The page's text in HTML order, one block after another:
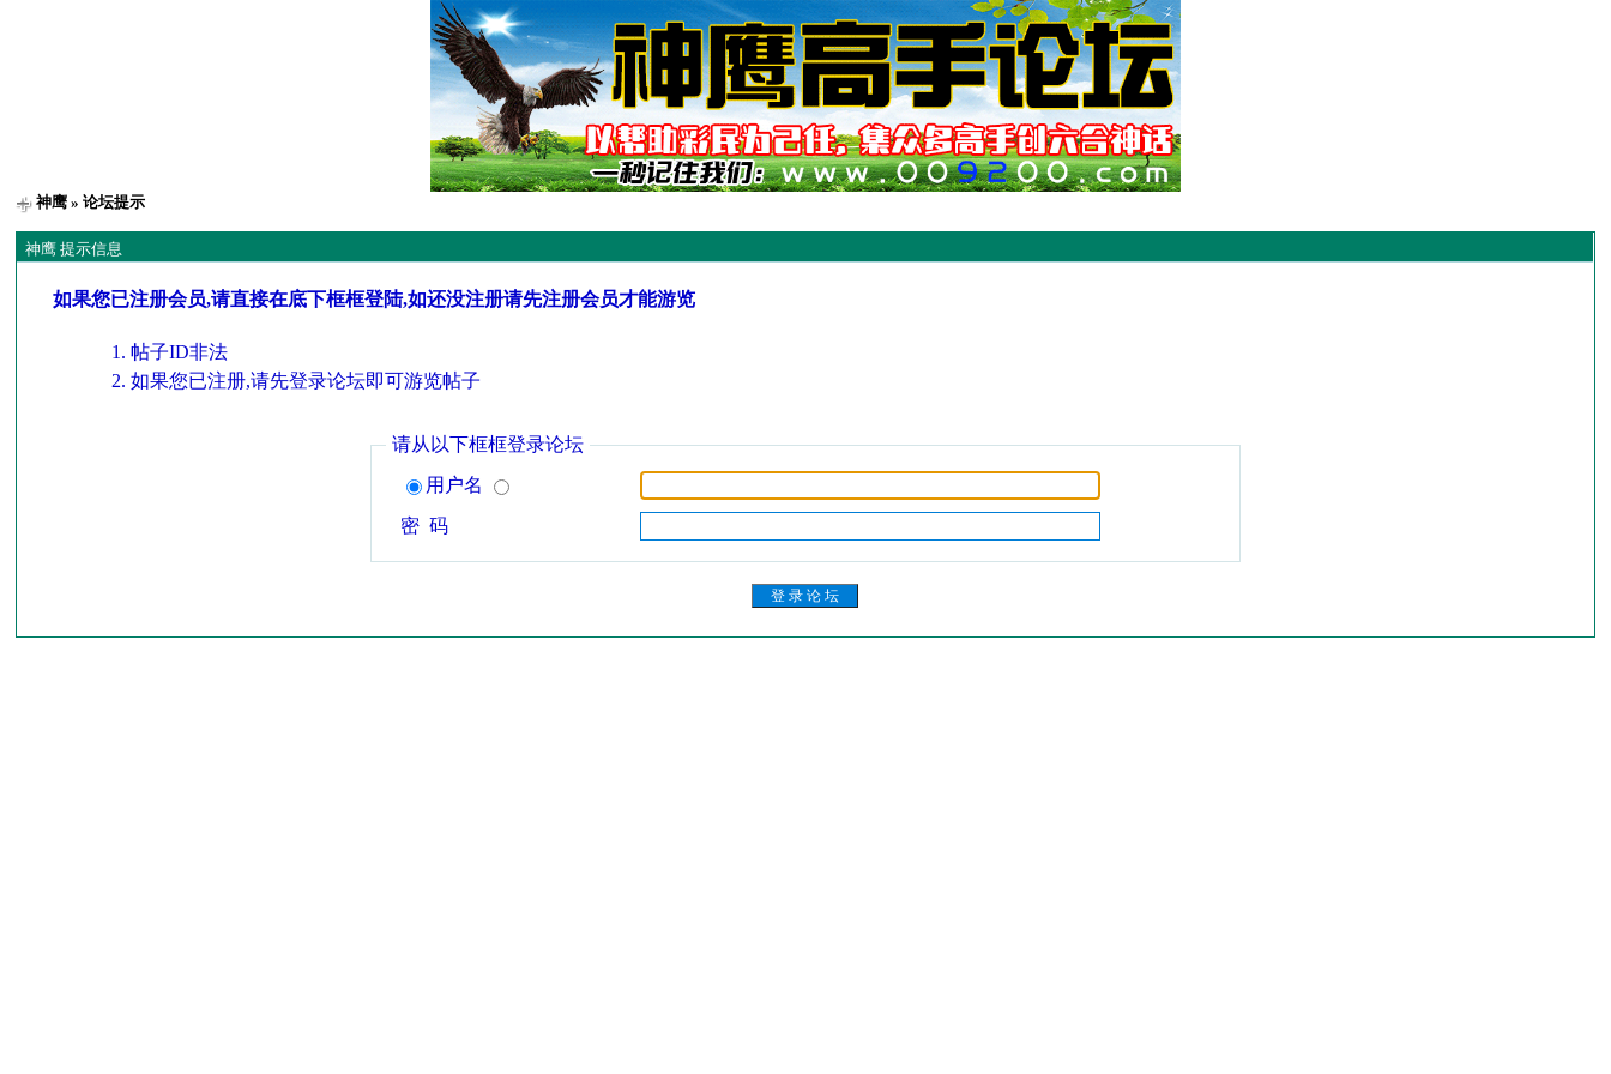
神鹰 » 论坛提示
神鹰 提示信息
如果您已注册会员,请直接在底下框框登陆,如还没注册请先注册会员才能游览
帖子ID非法
如果您已注册,请先登录论坛即可游览帖子
请从以下框框登录论坛
用户名
密 码